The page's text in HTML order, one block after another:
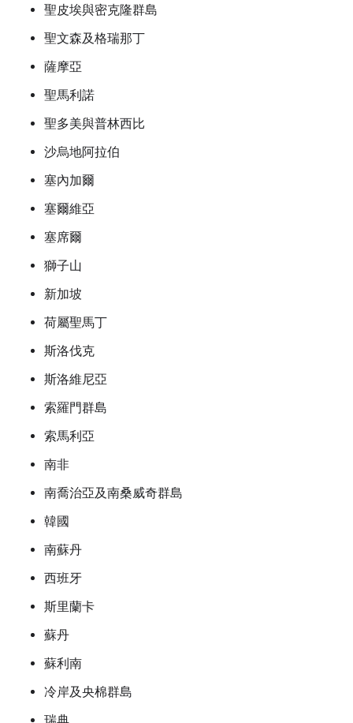
聖皮埃與密克隆群島
聖文森及格瑞那丁
薩摩亞
聖馬利諾
聖多美與普林西比
沙烏地阿拉伯
塞內加爾
塞爾維亞
塞席爾
獅子山
新加坡
荷屬聖馬丁
斯洛伐克
斯洛維尼亞
索羅門群島
索馬利亞
南非
南喬治亞及南桑威奇群島
韓國
南蘇丹
西班牙
斯里蘭卡
蘇丹
蘇利南
冷岸及央棉群島